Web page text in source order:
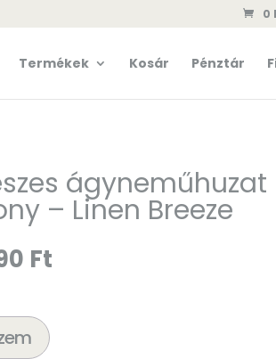
0
Termékek Kosár Pénztár
ágyneműhuzat
– Linen Breeze
Ft